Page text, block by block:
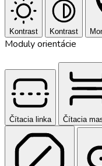
Kontrast Kontrast
Moduly orientácie
Čítacia linka Čítacia